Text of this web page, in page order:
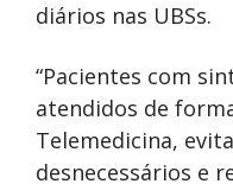
diários nas UBSs.
“Pacientes com
atendidos de
Telemedicina,
desnecessários e